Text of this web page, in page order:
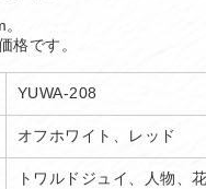
格です。
YUWA-208
オフホワイト、レッド
トワルドジュイ、人物、